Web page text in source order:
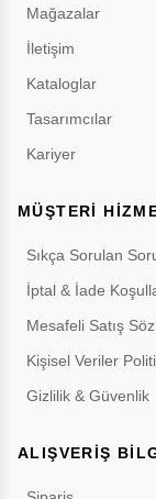
Mağazalar
İletişim
Kataloglar
Tasarımcılar
Kariyer
MÜŞTERİ
Sıkça Sorulan
İptal & İade
Mesafeli Satış
Kişisel Veriler
Gizlilik & Güvenlik
ALIŞVERİŞ